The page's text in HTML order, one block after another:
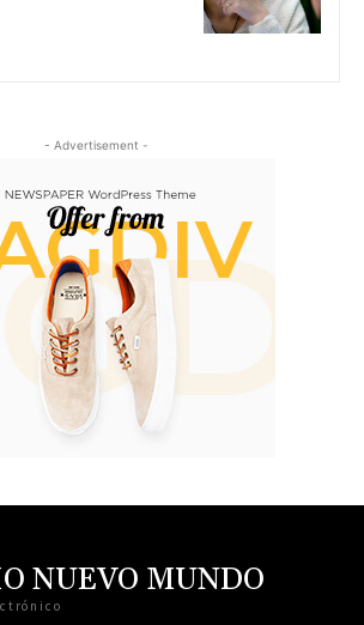
- Advertisement -
NUEVO MUNDO